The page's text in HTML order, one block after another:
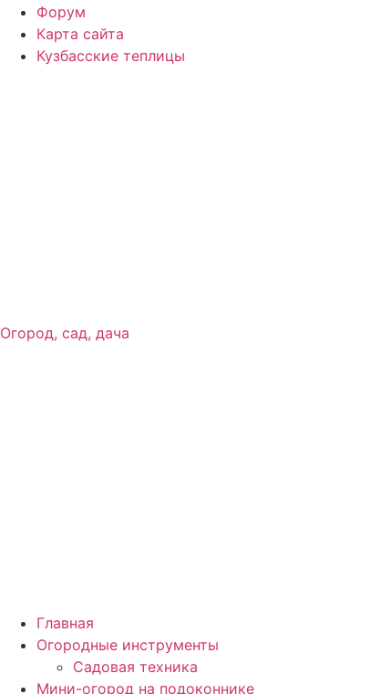
Форум
Карта сайта
Кузбасские теплицы
Огород, сад, дача
Главная
Огородные инструменты
Садовая техника
Мини-огород на подоконнике